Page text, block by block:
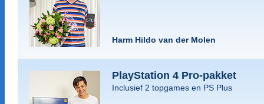
Harm Hildo van der Molen
PlayStation 4 Pro-pakket
Inclusief 2 topgames en PS Plus